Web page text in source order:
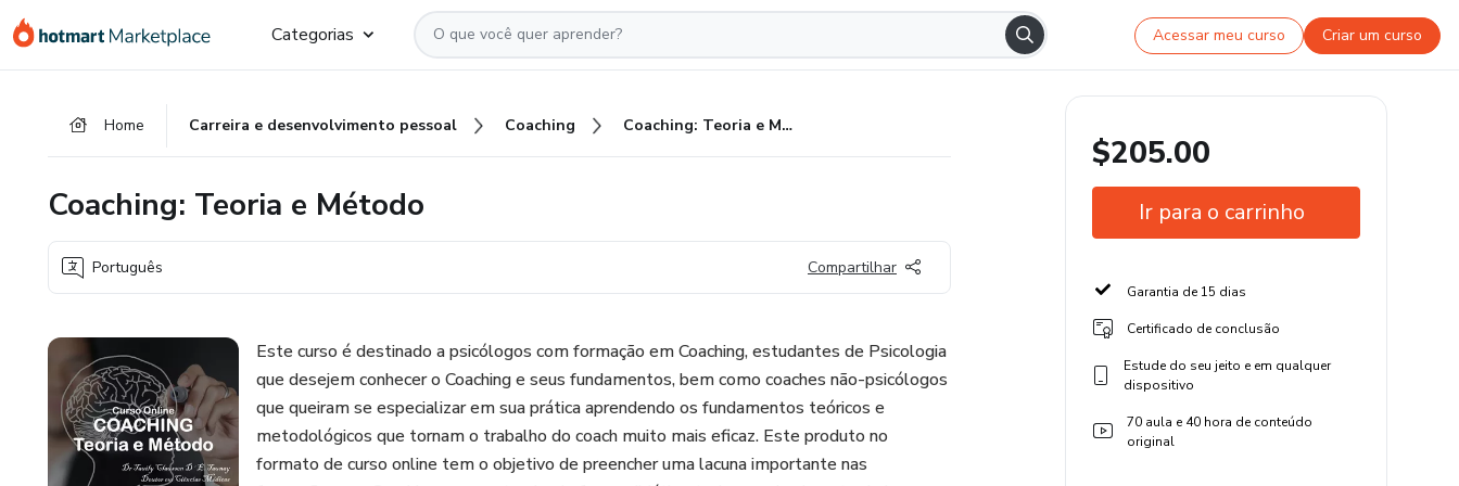
para
para
para
Categorias Acessar meu curso Criar um curso
Home Carreira e desenvolvimento pessoal Coaching Coaching: Teoria e Método
Coaching: Teoria e Método
Português Compartilhar
Este curso é destinado a psicólogos com formação em Coaching, estudantes de Psicologia
que desejem conhecer o Coaching e seus fundamentos, bem como coaches não-psicólogos
que queiram se especializar em sua prática aprendendo os fundamentos teóricos e
metodológicos que tornam o trabalho do coach muito mais eficaz. Este produto no
formato de curso online tem o objetivo de preencher uma lacuna importante nas
$205.00
Ir para o carrinho
Garantia de 15 dias
Certificado de conclusão
Estude do seu jeito e em qualquer
dispositivo
70 aula e 40 hora de conteúdo
original